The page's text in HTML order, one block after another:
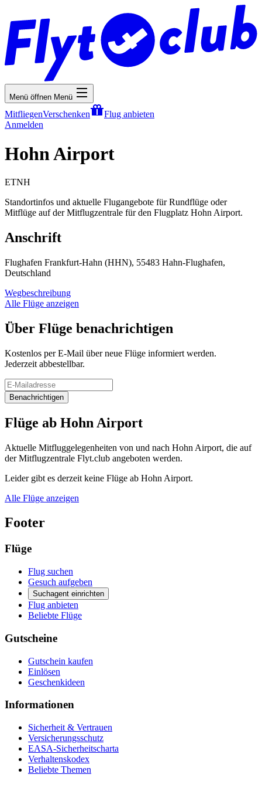
Menü öffnen Menü
MitfliegenVerschenken
Flug anbieten
Anmelden
Hohn Airport
ETNH
Standortinfos und aktuelle Flugangebote für Rundflüge oder
Mitflüge auf der Mitflugzentrale für den Flugplatz Hohn Airport.
Anschrift
Flughafen Frankfurt-Hahn (HHN), 55483 Hahn-Flughafen,
Deutschland
Wegbeschreibung
Alle Flüge anzeigen
Über Flüge benachrichtigen
Kostenlos per E-Mail über neue Flüge informiert werden.
Jederzeit abbestellbar.
Benachrichtigen
Flüge ab Hohn Airport
Aktuelle Mitfluggelegenheiten von und nach Hohn Airport, die auf
der Mitflugzentrale Flyt.club angeboten werden.
Leider gibt es derzeit keine Flüge ab Hohn Airport.
Alle Flüge anzeigen
Footer
Flüge
Flug suchen
Gesuch aufgeben
Suchagent einrichten
Flug anbieten
Beliebte Flüge
Gutscheine
Gutschein kaufen
Einlösen
Geschenkideen
Informationen
Sicherheit & Vertrauen
Versicherungsschutz
EASA-Sicherheitscharta
Verhaltenskodex
Beliebte Themen